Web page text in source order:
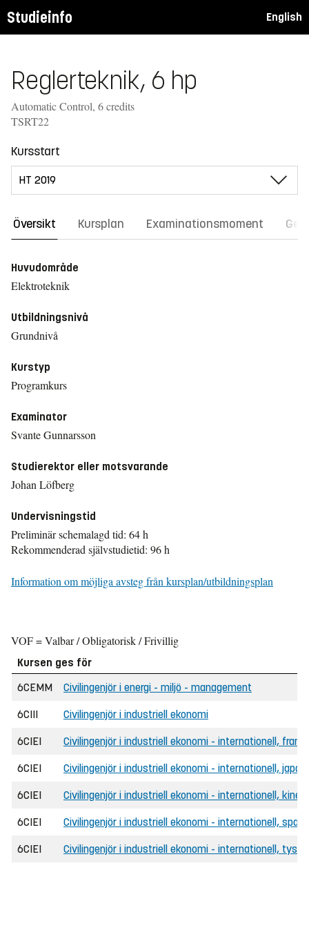
Studieinfo English
Reglerteknik, 6 hp
Automatic Control, 6 credits
TSRT22
Kursstart
Översikt Kursplan Examinationsmoment
Huvudområde
Elektroteknik
Utbildningsnivå
Grundnivå
Kurstyp
Programkurs
Examinator
Svante Gunnarsson
Studierektor eller motsvarande
Johan Löfberg
Undervisningstid
Preliminär schemalagd tid: 64 h
Rekommenderad självstudietid: 96 h
Information om möjliga avsteg från kursplan/utbildningsplan
VOF = Valbar / Obligatorisk / Frivillig
Kursen ges för
6CEMM
Civilingenjör i energi - miljö - management
6CIII Civilingenjör i industriell ekonomi
6CIEI Civilingenjör i industriell ekonomi - internationell,
6CIEI Civilingenjör i industriell ekonomi - internationell,
6CIEI Civilingenjör i industriell ekonomi - internationell,
6CIEI Civilingenjör i industriell ekonomi - internationell,
6CIEI Civilingenjör i industriell ekonomi - internationell, tyska